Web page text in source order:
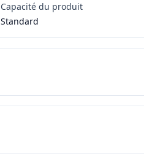
Capacité du produit
Standard